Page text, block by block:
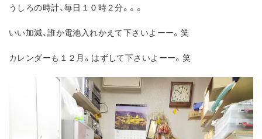
うしろの時計、毎日１０時２分。。。
いい加減、誰か電池入れかえて下さいよーー。笑
カレンダーも１２月。はずして下さいよーー。笑